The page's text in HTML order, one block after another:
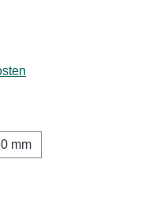
mm